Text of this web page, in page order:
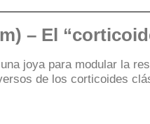
– El
joya para modular la
de los corticoides